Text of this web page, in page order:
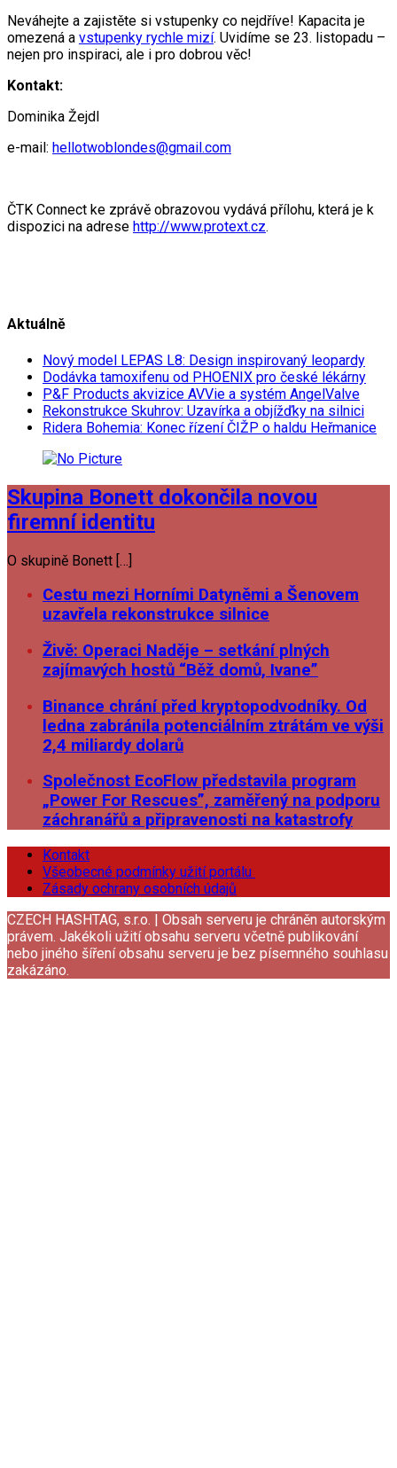
Neváhejte a zajistěte si vstupenky co nejdříve! Kapacita je
omezená a vstupenky rychle mizí. Uvidíme se 23. listopadu –
nejen pro inspiraci, ale i pro dobrou věc!
Kontakt:
Dominika Žejdl
e-mail: hellotwoblondes@gmail.com
ČTK Connect ke zprávě obrazovou vydává přílohu, která je k
dispozici na adrese http://www.protext.cz.
Aktuálně
Nový model LEPAS L8: Design inspirovaný leopardy
Dodávka tamoxifenu od PHOENIX pro české lékárny
P&F Products akvizice AVVie a systém AngelValve
Rekonstrukce Skuhrov: Uzavírka a objížďky na silnici
Ridera Bohemia: Konec řízení ČIŽP o haldu Heřmanice
Skupina Bonett dokončila novou
firemní identitu
O skupině Bonett […]
Cestu mezi Horními Datyněmi a Šenovem
uzavřela rekonstrukce silnice
Živě: Operaci Naděje – setkání plných
zajímavých hostů “Běž domů, Ivane”
Binance chrání před kryptopodvodníky. Od
ledna zabránila potenciálním ztrátám ve výši
2,4 miliardy dolarů
Společnost EcoFlow představila program
„Power For Rescues”, zaměřený na podporu
záchranářů a připravenosti na katastrofy
Kontakt
Všeobecné podmínky užití portálu
Zásady ochrany osobních údajů
CZECH HASHTAG, s.r.o. | Obsah serveru je chráněn autorským
právem. Jakékoli užití obsahu serveru včetně publikování
nebo jiného šíření obsahu serveru je bez písemného souhlasu
zakázáno.